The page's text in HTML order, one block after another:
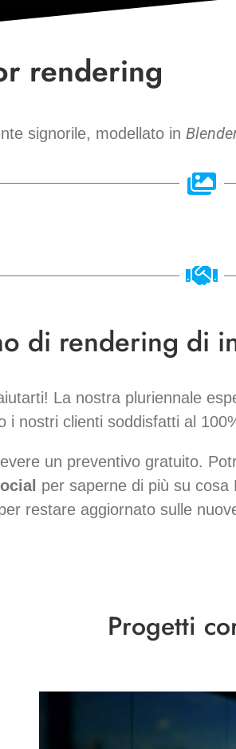
rendering
signorile, modellato in
di rendering di
La nostra pluriennale
i nostri clienti soddisfatti al
un preventivo gratuito.
per saperne di più su
restare aggiornato sulle
Progetti